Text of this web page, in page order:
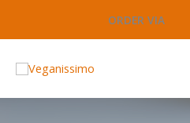
περιεχόμενο
ORDER VIA